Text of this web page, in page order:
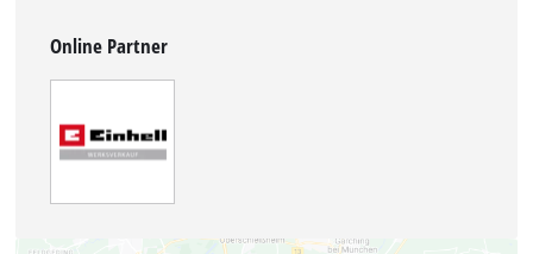
Online Partner